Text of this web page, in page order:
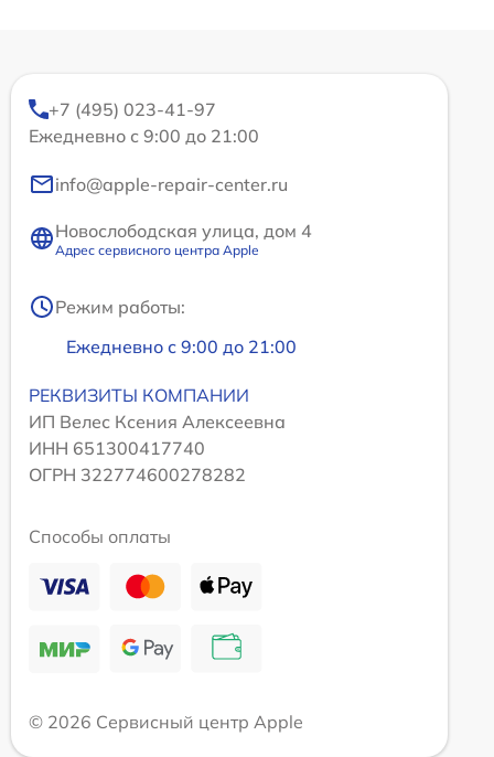
+7 (495) 023-41-97
Ежедневно с 9:00 до 21:00
info@apple-repair-center.ru
Новослободская улица, дом 4
Адрес сервисного центра Apple
Режим работы:
Ежедневно с 9:00 до 21:00
РЕКВИЗИТЫ КОМПАНИИ
ИП Велес Ксения Алексеевна
ИНН 651300417740
ОГРН 322774600278282
Способы оплаты
© 2026 Сервисный центр Apple